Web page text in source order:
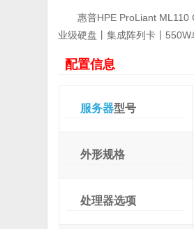
惠普HPE ProLiant ML110
业级硬盘丨集成阵列卡丨550W
配置信息
服务器型号
外形规格
处理器选项